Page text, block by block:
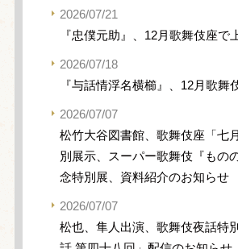
2026/07/21
『忠僕元助』、12月歌舞伎座で
2026/07/18
『与話情浮名横櫛』、12月歌舞
2026/07/07
松竹大谷図書館、歌舞伎座「七
別展示、スーパー歌舞伎『もの
念特別展、資料紹介のお知らせ
2026/07/07
松也、隼人出演、歌舞伎夜話特